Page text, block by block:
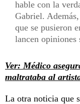
hable con la
Gabriel.
que se pusieron
lancen opiniones
Ver: Médico
maltrataba al
La otra noticia que